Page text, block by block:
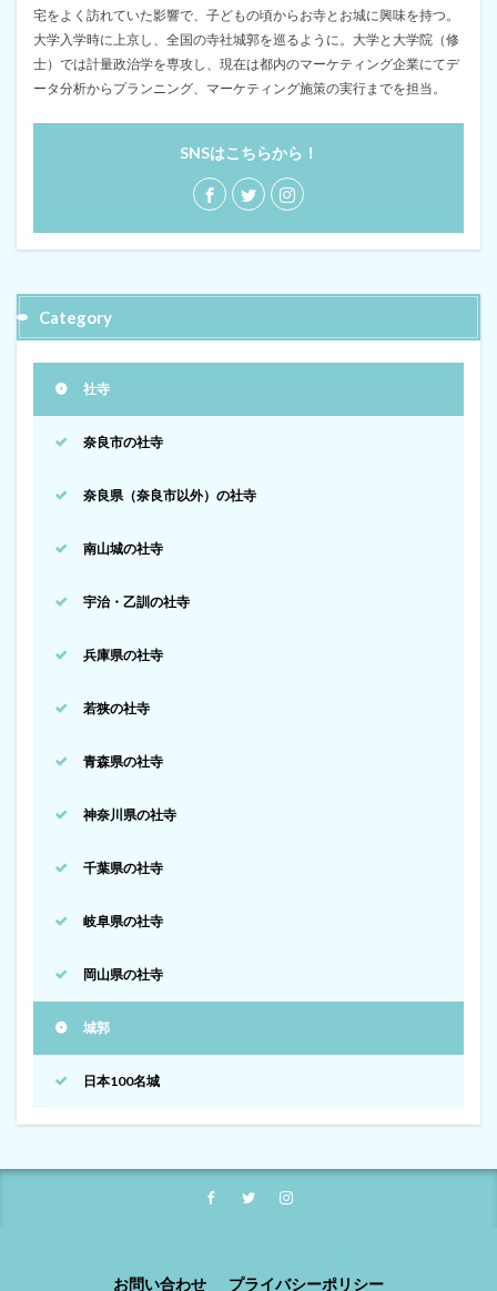
宅をよく訪れていた影響で、子どもの頃からお寺とお城に興味を持つ。
大学入学時に上京し、全国の寺社城郭を巡るように。大学と大学院（修
士）では計量政治学を専攻し、現在は都内のマーケティング企業にてデ
ータ分析からプランニング、マーケティング施策の実行までを担当。
SNSはこちらから！
Category
社寺
奈良市の社寺
奈良県（奈良市以外）の社寺
南山城の社寺
宇治・乙訓の社寺
兵庫県の社寺
若狭の社寺
青森県の社寺
神奈川県の社寺
千葉県の社寺
岐阜県の社寺
岡山県の社寺
城郭
日本100名城
お問い合わせ プライバシーポリシー